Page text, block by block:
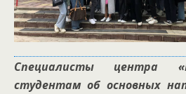
Специалисты центра
студентам об основных